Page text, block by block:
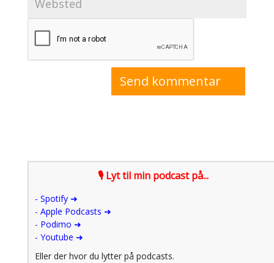
🎙 Lyt til min podcast på...
- Spotify ➜
- Apple Podcasts ➜
- Podimo ➜
- Youtube ➜
Eller der hvor du lytter på podcasts.